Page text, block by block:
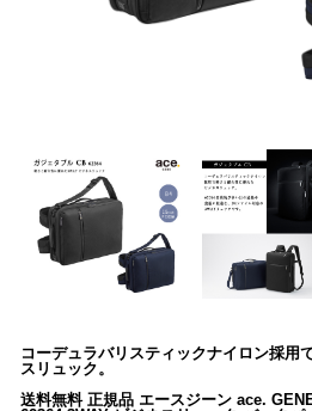
コーデュラバリスティックナイロン採用
スリュック。
送料無料 正規品 エースジーン ace.